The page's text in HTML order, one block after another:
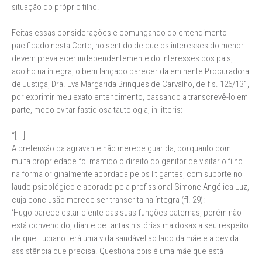
situação do próprio filho.
Feitas essas considerações e comungando do entendimento
pacificado nesta Corte, no sentido de que os interesses do menor
devem prevalecer independentemente do interesses dos pais,
acolho na íntegra, o bem lançado parecer da eminente Procuradora
de Justiça, Dra. Eva Margarida Brinques de Carvalho, de fls. 126/131,
por exprimir meu exato entendimento, passando a transcrevê-lo em
parte, modo evitar fastidiosa tautologia, in litteris:
“[...]
A pretensão da agravante não merece guarida, porquanto com
muita propriedade foi mantido o direito do genitor de visitar o filho
na forma originalmente acordada pelos litigantes, com suporte no
laudo psicológico elaborado pela profissional Simone Angélica Luz,
cuja conclusão merece ser transcrita na íntegra (fl. 29):
‘Hugo parece estar ciente das suas funções paternas, porém não
está convencido, diante de tantas histórias maldosas a seu respeito
de que Luciano terá uma vida saudável ao lado da mãe e a devida
assistência que precisa. Questiona pois é uma mãe que está